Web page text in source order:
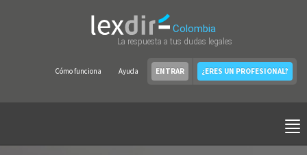
Colombia
La respuesta a tus dudas legales
Cómo funciona Ayuda ENTRAR ¿ERES UN PROFESIONAL?